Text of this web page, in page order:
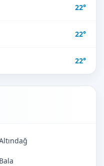
22°
22°
22°
Bala